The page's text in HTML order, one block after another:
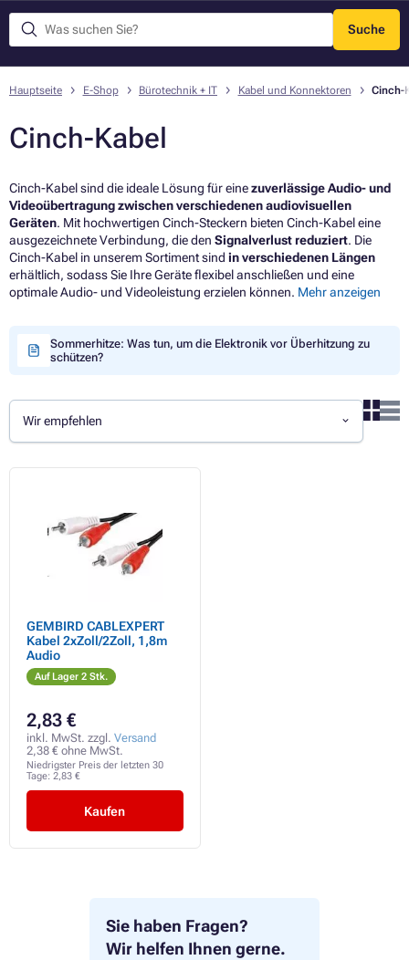
Suche
Menü
Sie haben Fragen?
Wir helfen Ihnen gerne.
Hauptseite E-Shop Bürotechnik + IT Kabel und Konnektoren Cinch-
Cinch-Kabel
Cinch-Kabel sind die ideale Lösung für einezuverlässige Audio- und
Videoübertragung zwischen verschiedenen audiovisuellen
Geräten. Mit hochwertigen Cinch-Steckern bieten Cinch-Kabel eine
ausgezeichnete Verbindung, die den Signalverlust reduziert. Die
Cinch-Kabel in unserem Sortiment sind in verschiedenen Längen
erhältlich, sodass Sie Ihre Geräte flexibel anschließen und eine
optimale Audio- und Videoleistung erzielen können. Mehr anzeigen
Sommerhitze: Was tun, um die Elektronik vor Überhitzung zu
schützen?
Wir empfehlen
GEMBIRD CABLEXPERT
Kabel 2xZoll/2Zoll, 1,8m
Audio
Auf Lager 2 Stk.
2,83 €
inkl. MwSt. zzgl. Versand
2,38 € ohne MwSt.
Niedrigster Preis der letzten 30
Tage: 2,83 €
Kaufen